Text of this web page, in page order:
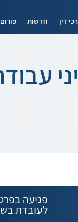
דין חדשות
פגיעה
לעובדת